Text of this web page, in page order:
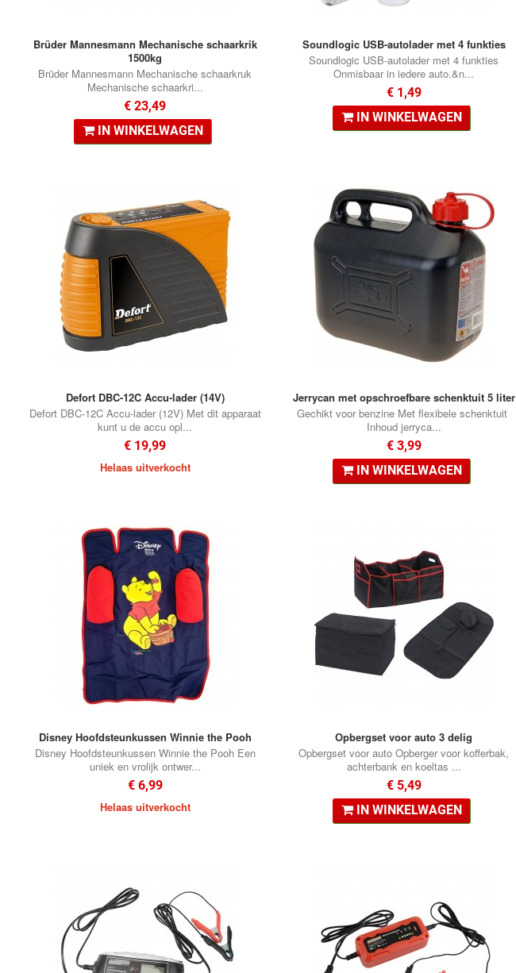
Brüder Mannesmann Mechanische schaarkrik
1500kg
Brüder Mannesmann Mechanische schaarkruk
Mechanische schaarkri...
€ 23,49
IN WINKELWAGEN
Soundlogic USB-autolader met 4 funkties
Soundlogic USB-autolader met 4 funkties
Onmisbaar in iedere auto.&n...
€ 1,49
IN WINKELWAGEN
Defort DBC-12C Accu-lader (14V)
Defort DBC-12C Accu-lader (12V) Met dit apparaat
kunt u de accu opl...
€ 19,99
Helaas uitverkocht
Jerrycan met opschroefbare schenktuit 5 liter
Gechikt voor benzine Met flexibele schenktuit
Inhoud jerryca...
€ 3,99
IN WINKELWAGEN
Disney Hoofdsteunkussen Winnie the Pooh
Disney Hoofdsteunkussen Winnie the Pooh Een
uniek en vrolijk ontwer...
€ 6,99
Helaas uitverkocht
Opbergset voor auto 3 delig
Opbergset voor auto Opberger voor kofferbak,
achterbank en koeltas ...
€ 5,49
IN WINKELWAGEN